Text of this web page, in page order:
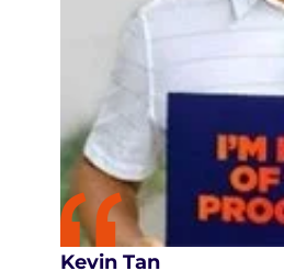
Kevin Tan